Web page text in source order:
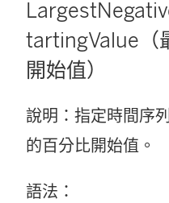
tartingValue（
開始值）
說明：指定時間序
的百分比開始值。
語法：